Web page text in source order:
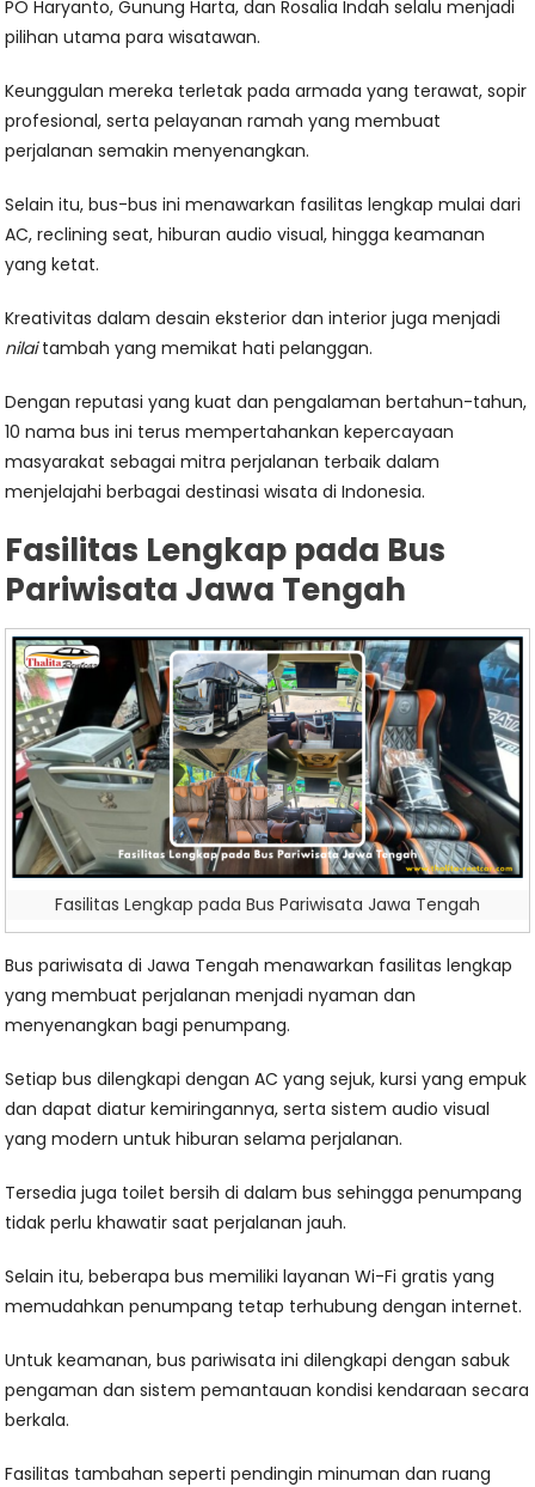
PO Haryanto, Gunung Harta, dan Rosalia Indah selalu menjadi
pilihan utama para wisatawan.
Keunggulan mereka terletak pada armada yang terawat, sopir
profesional, serta pelayanan ramah yang membuat
perjalanan semakin menyenangkan.
Selain itu, bus-bus ini menawarkan fasilitas lengkap mulai dari
AC, reclining seat, hiburan audio visual, hingga keamanan
yang ketat.
Kreativitas dalam desain eksterior dan interior juga menjadi
nilaitambah yang memikat hati pelanggan.
Dengan reputasi yang kuat dan pengalaman bertahun-tahun,
10 nama bus ini terus mempertahankan kepercayaan
masyarakat sebagai mitra perjalanan terbaik dalam
menjelajahi berbagai destinasi wisata di Indonesia.
Fasilitas Lengkap pada Bus
Pariwisata Jawa Tengah
Fasilitas Lengkap pada Bus Pariwisata Jawa Tengah
Bus pariwisata di Jawa Tengah menawarkan fasilitas lengkap
yang membuat perjalanan menjadi nyaman dan
menyenangkan bagi penumpang.
Setiap bus dilengkapi dengan AC yang sejuk, kursi yang empuk
dan dapat diatur kemiringannya, serta sistem audio visual
yang modern untuk hiburan selama perjalanan.
Tersedia juga toilet bersih di dalam bus sehingga penumpang
tidak perlu khawatir saat perjalanan jauh.
Selain itu, beberapa bus memiliki layanan Wi-Fi gratis yang
memudahkan penumpang tetap terhubung dengan internet.
Untuk keamanan, bus pariwisata ini dilengkapi dengan sabuk
pengaman dan sistem pemantauan kondisi kendaraan secara
berkala.
Fasilitas tambahan seperti pendingin minuman dan ruang